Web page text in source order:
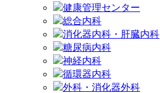
健康管理センター
総合内科
消化器内科・肝臓内科
糖尿病内科
神経内科
循環器内科
外科・消化器外科